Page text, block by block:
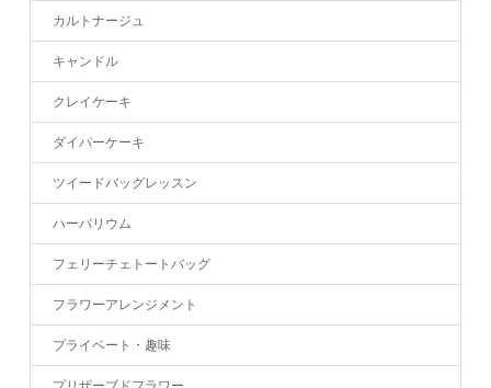
カルトナージュ
キャンドル
クレイケーキ
ダイパーケーキ
ツイードバッグレッスン
ハーバリウム
フェリーチェトートバッグ
フラワーアレンジメント
プライベート・趣味